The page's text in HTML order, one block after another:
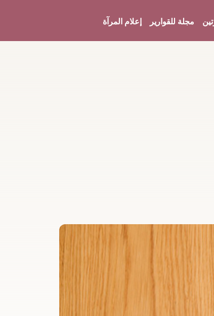
مجلة للقوارير إعلام المرآة